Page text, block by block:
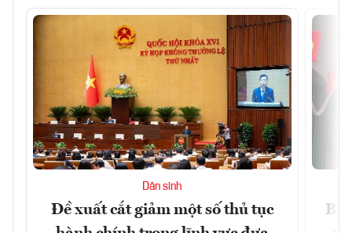
Dân sinh
Đề xuất cắt giảm một số thủ tục
Bộ